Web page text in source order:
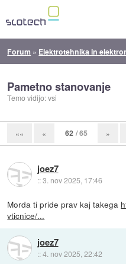
Forum » Elektrotehnika in
Pametno stanovanje
Temo vidijo: vsi
«« « 62 / 65 »
joez7
::3. nov 2025, 17:46
Morda ti pride prav kaj takega
vticnice/...
joez7
::4. nov 2025, 22:42